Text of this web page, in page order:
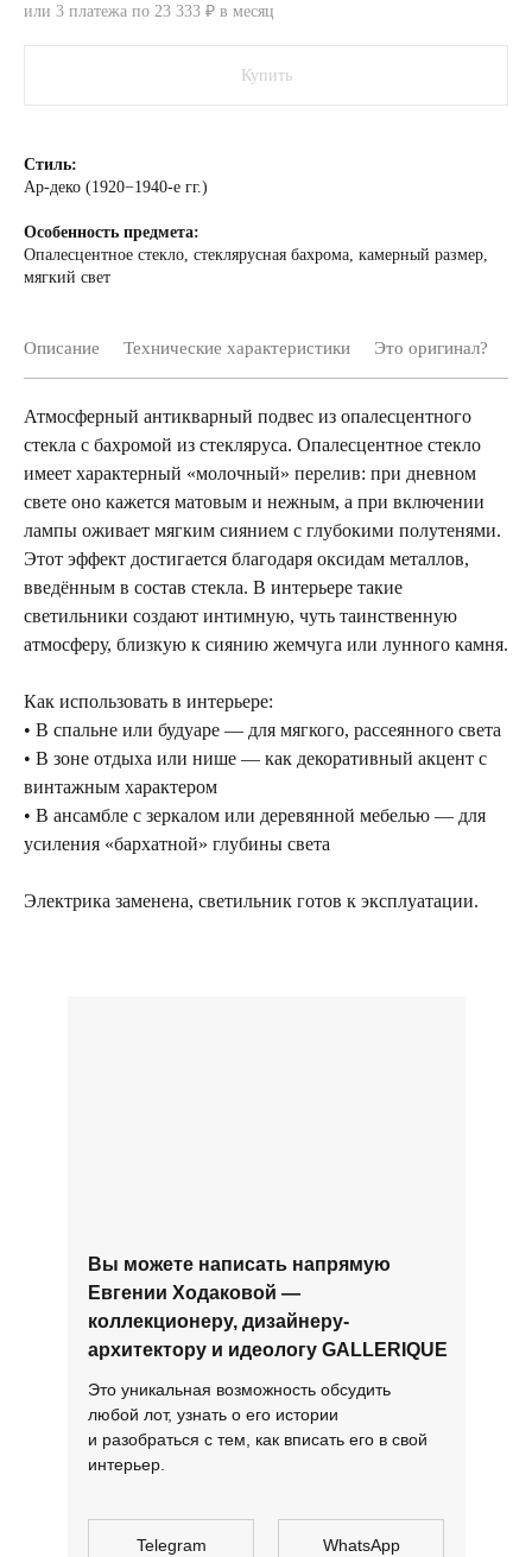
или 3 платежа по 23 333 ₽ в месяц
Купить
Стиль:
Ар-деко (1920−1940-е гг.)
Особенность предмета:
Опалесцентное стекло, стеклярусная бахрома, камерный размер,
мягкий свет
Описание Технические характеристики Это оригинал?
Атмосферный антикварный подвес из опалесцентного
стекла с бахромой из стекляруса. Опалесцентное стекло
имеет характерный «молочный» перелив: при дневном
свете оно кажется матовым и нежным, а при включении
лампы оживает мягким сиянием с глубокими полутенями.
Этот эффект достигается благодаря оксидам металлов,
введённым в состав стекла. В интерьере такие
светильники создают интимную, чуть таинственную
атмосферу, близкую к сиянию жемчуга или лунного камня.
Как использовать в интерьере:
• В спальне или будуаре — для мягкого, рассеянного света
• В зоне отдыха или нише — как декоративный акцент с
винтажным характером
• В ансамбле с зеркалом или деревянной мебелью — для
усиления «бархатной» глубины света
Электрика заменена, светильник готов к эксплуатации.
Telegram WhatsApp
Это уникальная возможность обсудить
любой лот, узнать о его истории
и разобраться с тем, как вписать его в свой
интерьер.
Вы можете написать напрямую
Евгении Ходаковой —
коллекционеру, дизайнеру-
архитектору и идеологу GALLERIQUE
Вы можете
коллекционеру,
по предварительной
договоренности